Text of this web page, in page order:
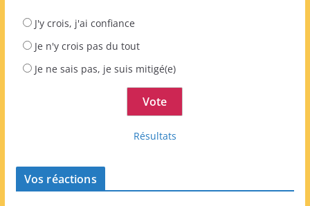
J'y crois, j'ai confiance
Je n'y crois pas du tout
Je ne sais pas, je suis mitigé(e)
Résultats
Vos réactions